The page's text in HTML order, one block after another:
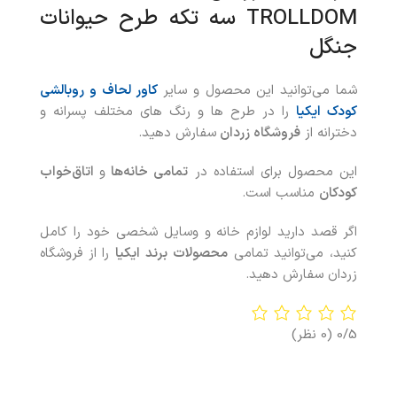
TROLLDOM سه تکه طرح حیوانات
جنگل
شما می‌توانید این محصول و سایر کاور لحاف و روبالشی
کودک ایکیا را در طرح ها و رنگ های مختلف پسرانه و
دخترانه از فروشگاه زردان سفارش دهید.
این محصول برای استفاده در تمامی خانه‌ها و اتاق‌خواب
کودکان مناسب است.
اگر قصد دارید لوازم خانه و وسایل شخصی خود را کامل
کنید، می‌توانید تمامی محصولات برند ایکیا را از فروشگاه
زردان سفارش دهید.
0/5 (0 نظر)